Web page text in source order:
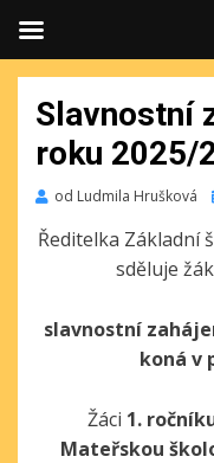
Slavnostní
roku 2025/
od Ludmila Hrušková
Ředitelka Základní
sděluje
slavnostní
koná v
Žáci 1.
Mateřskou